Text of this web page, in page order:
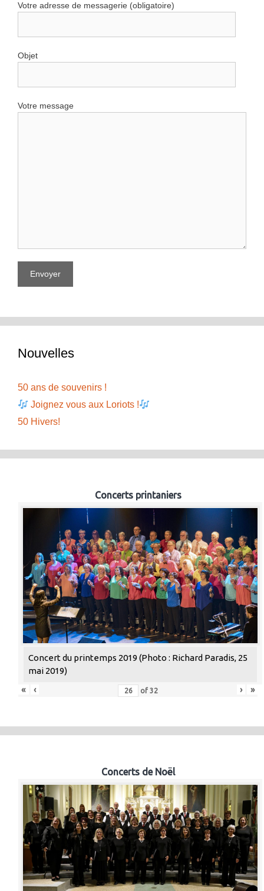
Votre adresse de messagerie (obligatoire)
Objet
Votre message
Nouvelles
50 ans de souvenirs !
Joignez vous aux Loriots !
50 Hivers!
Concerts printaniers
Concert du printemps 2019 (Photo : Richard Paradis, 25
mai 2019)
«
‹ of 32 › »
Concerts de Noël